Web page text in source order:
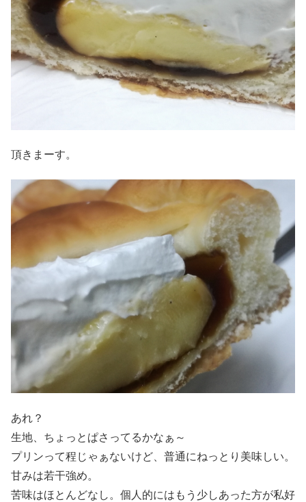
頂きまーす。
あれ？
生地、ちょっとぱさってるかなぁ～
プリンって程じゃぁないけど、普通にねっとり美味しい。
甘みは若干強め。
苦味はほとんどなし。個人的にはもう少しあった方が私好